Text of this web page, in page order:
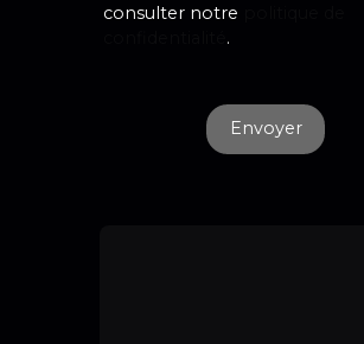
consulter notre
.
Envoyer